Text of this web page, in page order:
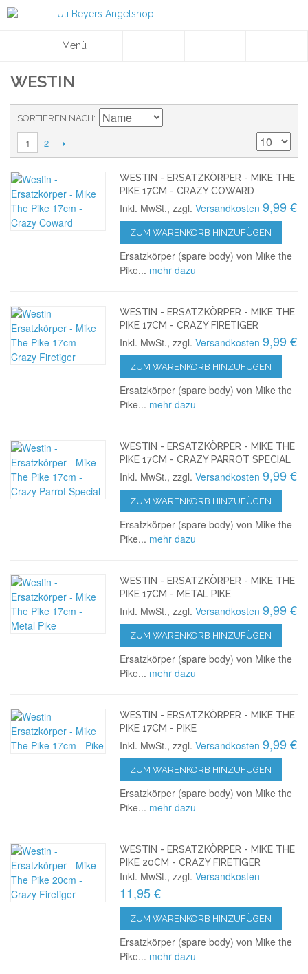
Menü
WESTIN
SORTIEREN NACH
1 2
WESTIN - ERSATZKÖRPER - MIKE THE
PIKE 17CM - CRAZY COWARD
Inkl. MwSt., zzgl.Versandkosten 9,99 €
ZUM WARENKORB HINZUFÜGEN
Ersatzkörper (spare body) von Mike the
Pike... mehr dazu
WESTIN - ERSATZKÖRPER - MIKE THE
PIKE 17CM - CRAZY FIRETIGER
Inkl. MwSt., zzgl.Versandkosten 9,99 €
ZUM WARENKORB HINZUFÜGEN
Ersatzkörper (spare body) von Mike the
Pike... mehr dazu
WESTIN - ERSATZKÖRPER - MIKE THE
PIKE 17CM - CRAZY PARROT SPECIAL
Inkl. MwSt., zzgl.Versandkosten 9,99 €
ZUM WARENKORB HINZUFÜGEN
Ersatzkörper (spare body) von Mike the
Pike... mehr dazu
WESTIN - ERSATZKÖRPER - MIKE THE
PIKE 17CM - METAL PIKE
Inkl. MwSt., zzgl.Versandkosten 9,99 €
ZUM WARENKORB HINZUFÜGEN
Ersatzkörper (spare body) von Mike the
Pike... mehr dazu
WESTIN - ERSATZKÖRPER - MIKE THE
PIKE 17CM - PIKE
Inkl. MwSt., zzgl.Versandkosten 9,99 €
ZUM WARENKORB HINZUFÜGEN
Ersatzkörper (spare body) von Mike the
Pike... mehr dazu
WESTIN - ERSATZKÖRPER - MIKE THE
PIKE 20CM - CRAZY FIRETIGER
Inkl. MwSt., zzgl.Versandkosten
11,95 €
ZUM WARENKORB HINZUFÜGEN
Ersatzkörper (spare body) von Mike the
Pike... mehr dazu